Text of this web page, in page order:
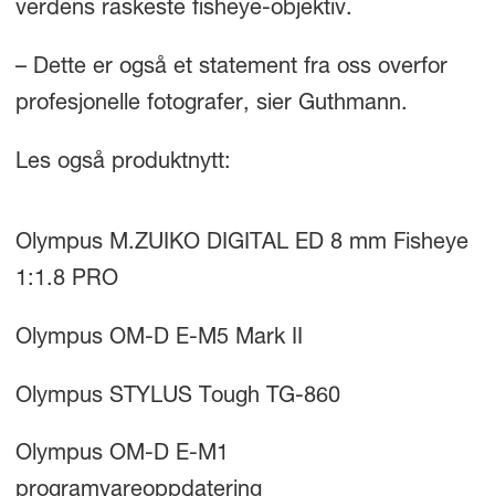
verdens raskeste fisheye-objektiv.
– Dette er også et statement fra oss overfor
profesjonelle fotografer, sier Guthmann.
Les også produktnytt:
Olympus M.ZUIKO DIGITAL ED 8 mm Fisheye
1:1.8 PRO
Olympus OM-D E-M5 Mark II
Olympus STYLUS Tough TG-860
Olympus OM-D E-M1